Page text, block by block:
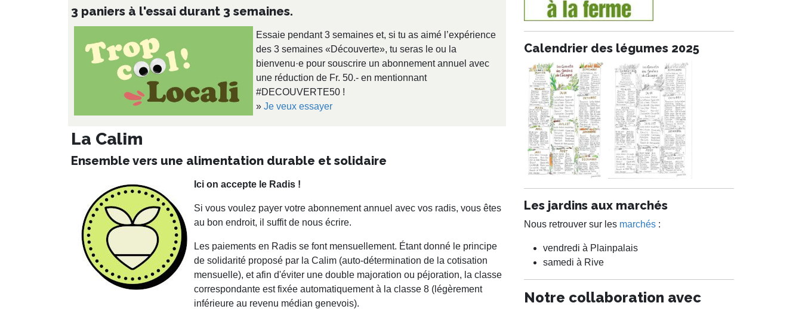
3 paniers à l'essai durant 3 semaines.
Essaie pendant 3 semaines et, si tu as aimé l’expérience
des 3 semaines «Découverte», tu seras le ou la
bienvenu·e pour souscrire un abonnement annuel avec
une réduction de Fr. 50.- en mentionnant
#DECOUVERTE50 !
» Je veux essayer
La Calim
Ensemble vers une alimentation durable et solidaire
Ici on accepte le Radis !
Si vous voulez payer votre abonnement annuel avec vos radis, vous êtes
au bon endroit, il suffit de nous écrire.
Les paiements en Radis se font mensuellement. Étant donné le principe
de solidarité proposé par la Calim (auto-détermination de la cotisation
mensuelle), et afin d'éviter une double majoration ou péjoration, la classe
correspondante est fixée automatiquement à la classe 8 (légèrement
inférieure au revenu médian genevois).
Calendrier des légumes 2025
Les jardins aux marchés
Nous retrouver sur les marchés :
vendredi à Plainpalais
samedi à Rive
Notre collaboration avec